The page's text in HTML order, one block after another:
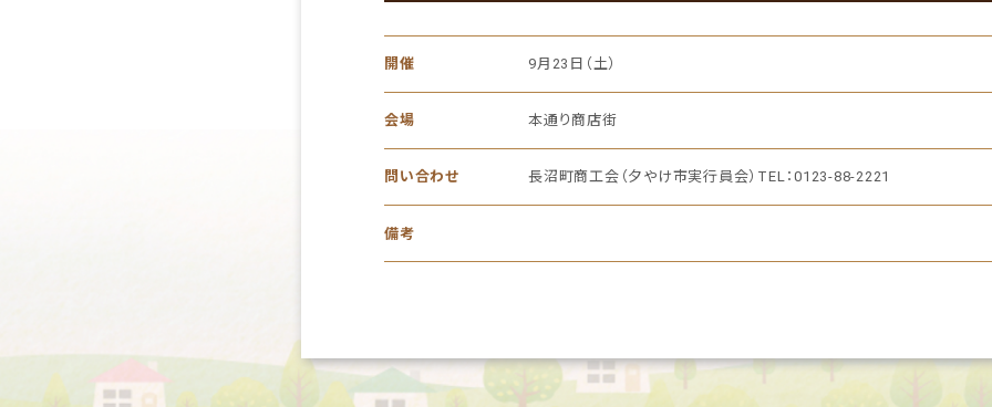
開催 9月23日（土）
会場 本通り商店街
問い合わせ 長沼町商工会（夕やけ市実行員会）TEL：0123-88-2221
備考